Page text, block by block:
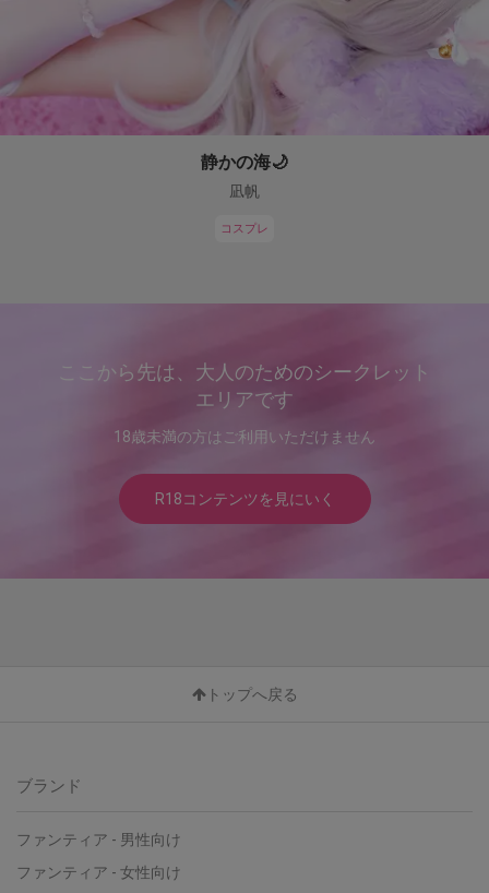
静かの海🌙
凪帆
コスプレ
ここから先は、大人のためのシークレット
エリアです
18歳未満の方はご利用いただけません
R18コンテンツを見にいく
トップへ戻る
ブランド
ファンティア - 男性向け
ファンティア - 女性向け